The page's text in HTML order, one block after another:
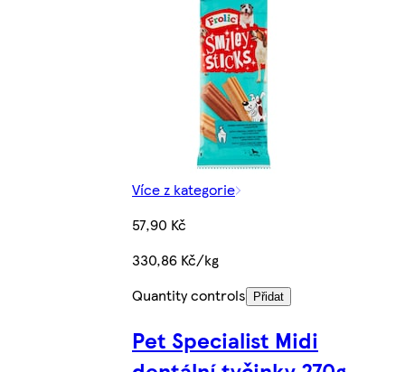
Více z kategorie
57,90 Kč
330,86 Kč/kg
Quantity controls
Přidat
Pet Specialist Midi